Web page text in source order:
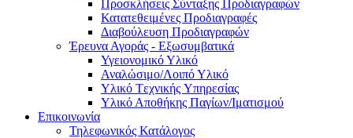
Προσκλήσεις Σύνταξης Προδιαγραφών
Κατατεθειμένες Προδιαγραφές
Διαβούλευση Προδιαγραφών
Έρευνα Αγοράς - Εξωσυμβατικά
Υγειονομικό Υλικό
Αναλώσιμο/Λοιπό Υλικό
Υλικό Tεχνικής Yπηρεσίας
Υλικό Αποθήκης Παγίων/Ιματισμού
Επικοινωνία
Τηλεφωνικός Κατάλογος